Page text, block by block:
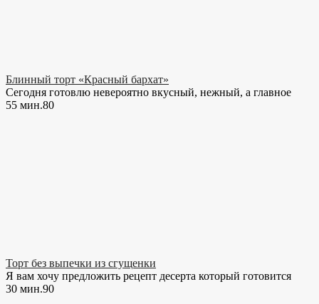
Блинный торт «Красный бархат»
Сегодня готовлю невероятно вкусный, нежный, а главное
55 мин.80
Торт без выпечки из сгущенки
Я вам хочу предложить рецепт десерта который готовится
30 мин.90